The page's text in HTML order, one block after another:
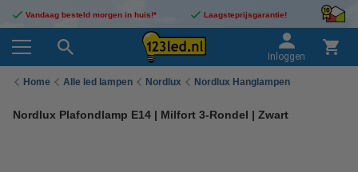
Vandaag besteld morgen in huis!* Laagsteprijsgarantie!
Inloggen
Home Alle led lampen Nordlux Nordlux Hanglampen
Nordlux Plafondlamp E14 | Milfort 3-Rondel | Zwart